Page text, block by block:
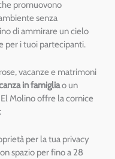
promuovono
senza
di ammirare un cielo
per i tuoi partecipanti.
vacanze e matrimoni
in famigliao un
Molino offre la cornice
per la tua privacy
spazio per fino a 28